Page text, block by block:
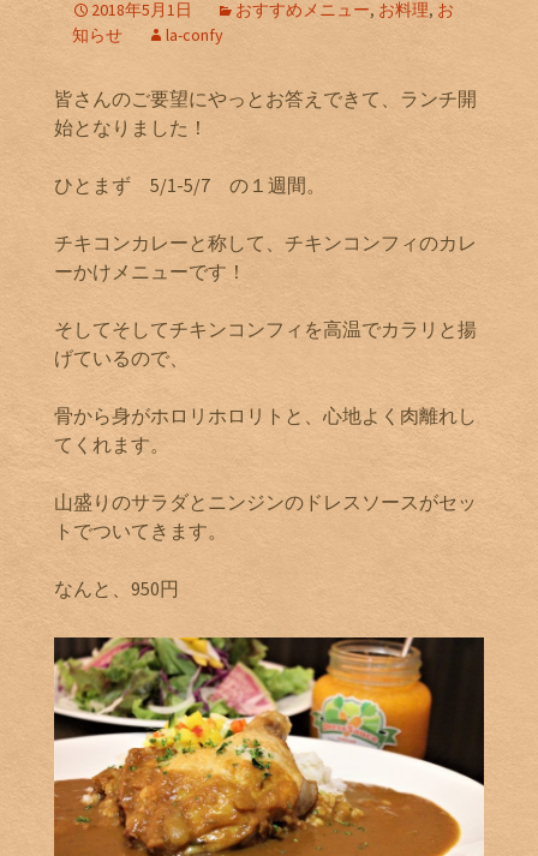
2018年5月1日 おすすめメニュー, お料理, お
知らせ
la-confy
皆さんのご要望にやっとお答えできて、ランチ開
始となりました！
ひとまず 5/1-5/7 の１週間。
チキコンカレーと称して、チキンコンフィのカレ
ーかけメニューです！
そしてそしてチキンコンフィを高温でカラリと揚
げているので、
骨から身がホロリホロリトと、心地よく肉離れし
てくれます。
山盛りのサラダとニンジンのドレスソースがセッ
トでついてきます。
なんと、950円